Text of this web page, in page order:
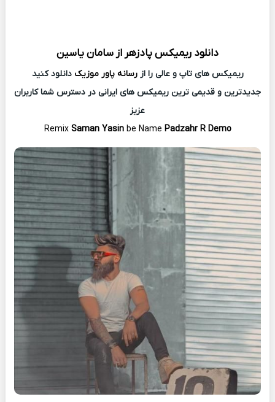
دانلود ریمیکسپادزهر ازسامان یاسین
ریمیکس های تاپ و عالی را از رسانه پاور موزیک دانلود کنید
جدیدترین و قدیمی ترین ریمیکس های ایرانی در دسترس شما کاربران
عزیز
Remix Saman Yasin be Name Padzahr R Demo